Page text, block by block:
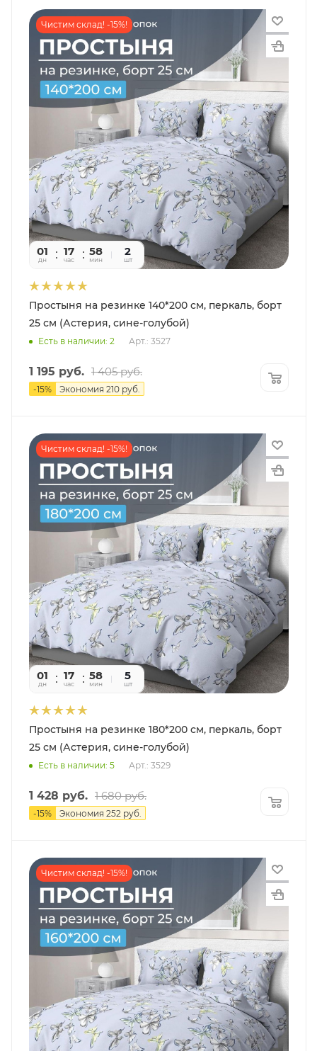
Чистим склад! -15%!
01
дн
17
час
58
мин
09
сек
2
шт
Простыня на резинке 140*200 см, перкаль, борт
25 см (Астерия, сине-голубой)
Есть в наличии: 2 Арт.: 3527
1 195 руб. 1 405руб.
-15% Экономия 210 руб.
Чистим склад! -15%!
01
дн
17
час
58
мин
09
сек
5
шт
Простыня на резинке 180*200 см, перкаль, борт
25 см (Астерия, сине-голубой)
Есть в наличии: 5 Арт.: 3529
1 428 руб. 1 680руб.
-15% Экономия 252 руб.
Чистим склад! -15%!